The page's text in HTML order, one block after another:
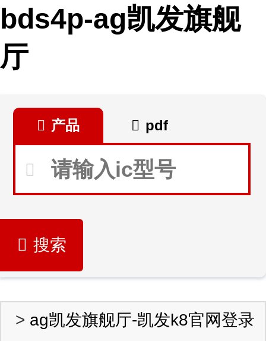
bds4p-ag凯发旗舰
厅
产品 pdf
搜索
> ag凯发旗舰厅-凯发k8官网登录